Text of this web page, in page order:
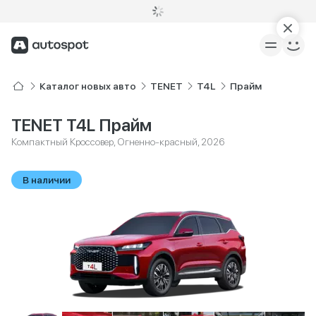
Каталог новых авто TENET T4L Прайм
TENET T4L Прайм
Компактный Кроссовер, Огненно-красный, 2026
В наличии